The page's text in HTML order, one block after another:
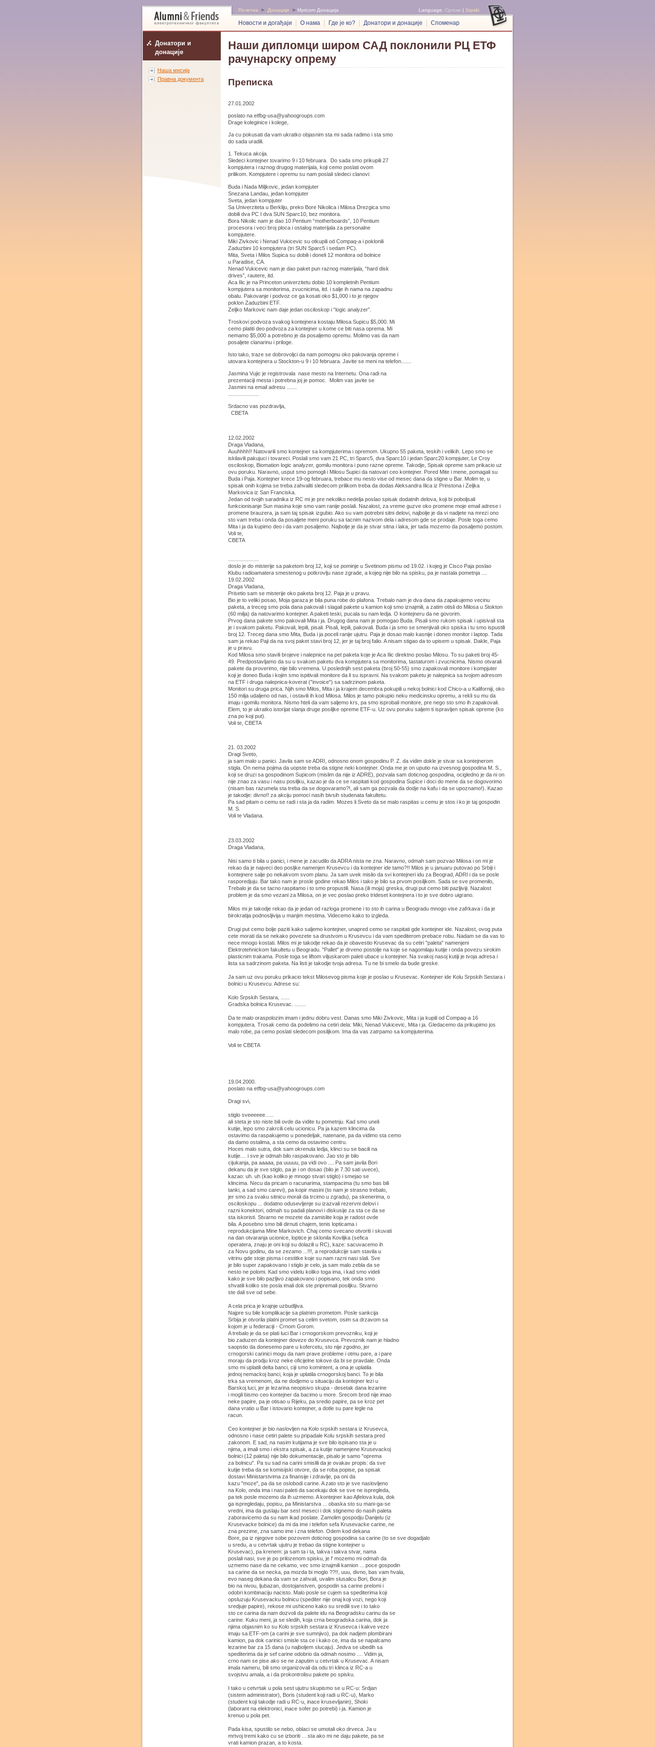
Почетна Донације Myricom Донација Language: Српски | Srpski
Новости и догађаји О нама Где је ко? Донатори и донације Споменар
Донатори и
донације
Наша мисија
Правна документа
Наши дипломци широм САД поклонили РЦ ЕТФ
рачунарску опрему
Преписка
27.01.2002
poslato na etfbg-usa@yahoogroups.com
Drage koleginice i kolege,
Ja cu pokusati da vam ukratko objasnim sta mi sada radimo i sta smo
do sada uradili.
1. Tekuca akcija.
Sledeci kontejner tovarimo 9 i 10 februara. Do sada smo prikupili 27
kompjutera i raznog drugog materijala, koji cemo poslati ovom
prilikom. Kompjutere i opremu su nam poslali sledeci clanovi:
Buda i Nada Miljkovic, jedan kompjuter
Snezana Landau, jedan kompjuter
Sveta, jedan kompjuter
Sa Univerziteta u Berkliju, preko Bore Nikolica i Milosa Drezgica smo
dobili dva PC I dva SUN Sparc10, bez monitora.
Bora Nikolic nam je dao 10 Pentium “motherboards”, 10 Pentium
procesora i veci broj ploca i ostalog materijala za personalne
kompjutere.
Miki Zivkovic i Nenad Vukicevic su otkupili od Compaq-a i poklonili
Zaduzbini 10 kompjutera (tri SUN Sparc5 i sedam PC).
Mita, Sveta i Milos Supica su dobili i doneli 12 monitora od bolnice
u Paradise, CA.
Nenad Vukicevic nam je dao paket pun raznog materijala, “hard disk
drives”, rautere, itd.
Aca Ilic je na Princeton univerzitetu dobio 10 kompletnih Pentium
kompjutera sa monitorima, zvucnicima, itd. i salje ih nama na zapadnu
obalu. Pakovanje i podvoz ce ga kosati oko $1,000 i to je njegov
poklon Zaduzbini ETF.
Zeljko Markovic nam daje jedan osciloskop i “logic analyzer”.
Troskovi podvoza svakog kontejnera kostaju Milosa Supicu $5,000. Mi
cemo platiti deo podvoza za kontejner u kome ce biti nasa oprema. Mi
nemamo $5,000 a potrebno je da posaljemo opremu. Molimo vas da nam
posaljete clanarinu i priloge.
Isto tako, traze se dobrovoljci da nam pomognu oko pakovanja opreme i
utovara kontejnera u Stockton-u 9 i 10 februara. Javite se meni na telefon.......
Jasmina Vujic je registrovala nase mesto na Internetu. Ona radi na
prezentaciji mesta i potrebna joj je pomoc. Molim vas javite se
Jasmini na email adresu .......
Srdacno vas pozdravlja,
CBETA
12.02.2002
Draga Vladana,
Auuhhhh!! Natovarili smo kontejner sa kompjuterima i opremom. Ukupno 55 paketa, teskih i velikih. Lepo smo se
iskilavili pakujuci i tovareci. Poslali smo vam 21 PC, tri Sparc5, dva Sparc10 i jedan Sparc20 kompjuter, Le Croy
osciloskop, Biomation logic analyzer, gomilu monitora i puno razne opreme. Takodje, Spisak opreme sam prikacio uz
ovu poruku. Naravno, usput smo pomogli i Milosu Supici da natovari ceo kontejner. Pored Mite i mene, pomagali su
Buda i Paja. Kontejner krece 19-og februara, trebace mu nesto vise od mesec dana da stigne u Bar. Molim te, u
spisak onih kojima se treba zahvaliti sledecom prilikom treba da dodas Aleksandra Ilica iz Prinstona i Zeljka
Markovica iz San Franciska.
Jedan od tvojih saradnika iz RC mi je pre nekoliko nedelja poslao spisak dodatnih delova, koji bi poboljsali
funkcionisanje Sun masina koje smo vam ranije poslali. Nazalost, za vreme guzve oko promene moje email adrese i
promene brauzera, ja sam taj spisak izgubio. Ako su vam potrebni sitni delovi, najbolje je da vi nadjete na mrezi ono
sto vam treba i onda da posaljete meni poruku sa tacnim nazivom dela i adresom gde se prodaje. Posle toga cemo
Mita i ja da kupimo deo i da vam posaljemo. Najbolje je da je stvar sitna i laka, jer tada mozemo da posaljemo postom.
Voli te,
CBETA
doslo je do misterije sa paketom broj 12, koji se pominje u Svetinom pismu od 19.02. i kojeg je Cisco Paja poslao
Klubu radioamatera smestenog u potkrovlju nase zgrade, a kojeg nije bilo na spisku, pa je nastala pometnja ....
19.02.2002
Draga Vladana,
Prisetio sam se misterije oko paketa broj 12. Paja je u pravu.
Bio je to veliki posao, Moja garaza je bila puna robe do plafona. Trebalo nam je dva dana da zapakujemo vecinu
paketa, a treceg smo pola dana pakovali i slagali pakete u kamion koji smo iznajmili, a zatim otisli do Milosa u Stokton
(60 milja) da natovarimo kontejner. A paketi teski, pucala su nam ledja. O kontejneru da ne govorim.
Prvog dana pakete smo pakovali Mita i ja. Drugog dana nam je pomogao Buda. Pisali smo rukom spisak i upisivali sta
je i svakom paketu. Pakovali, lepili, pisali. Pisali, lepili, pakovali. Buda i ja smo se smenjivali oko spiska i tu smo ispustili
broj 12. Treceg dana smo Mita, Buda i ja poceli ranije ujutru. Paja je dosao malo kasnije i doneo monitor i laptop. Tada
sam ja rekao Paji da na svoj paket stavi broj 12, jer je taj broj falio. A nisam stigao da to upisem u spisak. Dakle, Paja
je u pravu.
Kod Milosa smo stavili brojeve i nalepnice na pet paketa koje je Aca Ilic direktno poslao Milosu. To su paketi broj 45-
49. Predpostavljamo da su u svakom paketu dva kompjutera sa monitorima, tastaturom i zvucnicima. Nismo otvarali
pakete da proverimo, nije bilo vremena. U poslednjih sest paketa (broj 50-55) smo zapakovali monitore i kompjuter
koji je doneo Buda i kojim smo ispitivali monitore da li su ispravni. Na svakom paketu je nalepnica sa tvojom adresom
na ETF i druga nalepnica-koverat ("invoice") sa sadrzinom paketa.
Monitori su druga prica. Njih smo Milos, Mita i ja krajem decembra pokupili u nekoj bolnici kod Chico-a u Kaliforniji, oko
150 milja udaljeno od nas, i ostavili ih kod Milosa. Milos je tamo pokupio neku medicinsku opremu, a rekli su mu da
imaju i gomilu monitora. Nismo hteli da vam saljemo krs, pa smo isprobali monitore, pre nego sto smo ih zapakovali.
Elem, to je ukratko istorijat slanja druge posiljke opreme ETF-u. Uz ovu poruku saljem ti ispravljen spisak opreme (ko
zna po koji put).
Voli te, CBETA
21. 03.2002
Dragi Sveto,
ja sam malo u panici. Javila sam se ADRI, odnosno onom gospodinu P. Z. da vidim dokle je stvar sa kontejnerom
stigla. On nema pojima da uopste treba da stigne neki kontejner. Onda me je on uputio na izvesnog gospodina M. S.,
koji se druzi sa gospodinom Supicom (mislim da nije iz ADRE), pozvala sam doticnog gospodina, ocigledno je da ni on
nije znao za vasu i nasu posiljku, kazao je da ce se raspitati kod gospodina Supice i doci do mene da se dogovorimo
(nisam bas razumela sta treba da se dogovaramo?!, ali sam ga pozvala da dodje na kafu i da se upoznamo!). Kazao
je takodje: divno!! za akciju pomoci nasih bivsih studenata fakultetu.
Pa sad pitam o cemu se radi i sta ja da radim. Mozes li Sveto da se malo raspitas u cemu je stos i ko je taj gospodin
M. S.
Voli te Vladana.
23.03.2002
Draga Vladana,
Nisi samo ti bila u panici, i mene je zacudilo da ADRA nista ne zna. Naravno, odmah sam pozvao Milosa i on mi je
rekao da je najveci deo posljke namenjen Krusevcu i da kontejner ide tamo?!! Milos je u januaru putovao po Srbiji i
kontejnere salje po nekakvom svom planu. Ja sam uvek mislio da svi kontejneri idu za Beograd, ADRI i da se posle
rasporedjuju. Bar tako nam je prosle godine rekao Milos i tako je bilo sa prvom posiljkom. Sada se sve promenilo,
Trebalo je da se tacno raspitamo i to smo propustili. Nasa (ili moja) greska, drugi put cemo biti pazljiviji. Nazalost
problem je da smo vezani za Milosa, on je vec poslao preko trideset kontejnera i to je sve dobro uigrano.
Milos mi je takodje rekao da je jedan od razloga promene i to sto ih carina u Beogradu mnogo vise zafrkava i da je
birokratija podnosljivija u manjim mestima. Videcemo kako to izgleda.
Drugi put cemo bolje paziti kako saljemo kontejner, unapred cemo se raspitati gde kontejner ide. Nazalost, ovog puta
cete morati da se nekako povezete sa drustvom u Krusevcu i da vam spediterom prebace robu. Nadam se da vas to
nece mnogo kostati. Milos mi je takodje rekao da je obavestio Krusevac da su cetiri "paleta" namenjeni
Elektrotehnickom fakultetu u Beogradu. "Pallet" je drveno postolje na koje se nagomilaju kutije i onda povezu sirokim
plasticnim trakama. Posle toga se liftom viljuskarom paleti ubace u kontejner. Na svakoj nasoj kutiji je tvoja adresa i
lista sa sadrzinom paketa. Na listi je takodje tvoja adresa. Tu ne bi smelo da bude greske.
Ja sam uz ovu poruku prikacio tekst Milosevog pisma koje je poslao u Krusevac. Kontejner ide Kolu Srpskih Sestara i
bolnici u Krusevcu. Adrese su:
Kolo Srpskih Sestara, ......
Gradska bolnica Krusevac. ........
Da te malo oraspolozim imam i jednu dobru vest. Danas smo Miki Zivkovic, Mita i ja kupili od Compaq-a 16
kompjutera. Trosak cemo da podelimo na cetiri dela: Miki, Nenad Vukicevic, Mita i ja. Gledacemo da prikupimo jos
malo robe, pa cemo poslati sledecom posiljkom. Ima da vas zatrpamo sa kompjuterima.
Voli te CBETA
19.04.2000.
poslato na etfbg-usa@yahoogroups.com
Dragi svi,
stiglo sveeeeee......
ali steta je sto niste bili ovde da vidite tu pometnju. Kad smo uneli
kutije, lepo smo zakrcili celu ucionicu. Pa ja kazem klincima da
ostavimo da raspakujemo u ponedeljak, natenane, pa da vidimo sta cemo
da damo ostalima, a sta cemo da ostavimo centru.
Hoces malo sutra, dok sam okrenula ledja, klinci su se bacili na
kutije.... i sve je odmah bilo raspakovano. Jao sto je bilo
cijukanja, pa aaaaa, pa uuuuu, pa vidi ovo .... Pa sam javila Bori
dekanu da je sve stiglo, pa je i on dosao (bilo je 7.30 sati uvece),
kazao: uh. uh (kao koliko je mnogo stvari stiglo) i smejao se
klincima. Necu da pricam o racunarima, stampacima (tu smo bas bili
tanki, a sad smo carevi), pa kopir masini (to nam je strasno trebalo,
jer smo za svaku sitnicu morali da trcimo u zgradu), pa skenerima, o
osciloskopu ... dodatno odusevljenje su izazvali rezervni delovi i
razni konektori, odmah su padali planovi i diskusije za sta ce da se
sta iskoristi. Stvarno ne mozete da zamislite koja je radost ovde
bila. A posebno smo bili dirnuti chajem, tenis lopticama i
reprodukcijama Mine Markovich. Chaj cemo svecano otvoriti i skuvati
na dan otvaranja ucionice, loptice je sklonila Koviljka (sefica
operatera, znaju je oni koji su dolazili u RC), kaze: sacuvacemo ih
za Novu godinu, da se zezamo ...!!!, a reprodukcije sam stavila u
vitrinu gde stoje pisma i cestitke koje su nam razni nasi slali. Sve
je bilo super zapakovano i stiglo je celo, ja sam malo zebla da se
nesto ne polomi. Kad smo videlu koliko toga ima, i kad smo videli
kako je sve bilo pazljivo zapakovano i popisano, tek onda smo
shvatili koliko ste posla imali dok ste pripremali posiljku. Stvarno
ste dali sve od sebe.
A cela prica je krajnje uzbudljiva.
Najpre su bile komplikacije sa platnim prometom. Posle sankcija
Srbija je otvorila platni promet sa celim svetom, osim sa drzavom sa
kojom je u federaciji - Crnom Gorom.
A trebalo je da se plati luci Bar i crnogorskom prevozniku, koji je
bio zaduzen da kontejner doveze do Krusevca. Prevoznik nam je hladno
saopstio da donesemo pare u kofercetu, sto nije zgodno, jer
crnogorski carinici mogu da nam prave probleme i otmu pare, a i pare
moraju da prodju kroz neke oficijelne tokove da bi se pravdale. Onda
smo mi uplatili delta banci, ciji smo komintent, a ona je uplatila
jednoj nemackoj banci, koja je uplatila crnogorskoj banci. To je bila
trka sa vremenom, da ne dodjemo u situaciju da kontejner lezi u
Barskoj luci, jer je lezarina neopisivo skupa - desetak dana lezarine
i mogli bismo ceo kontejner da bacimo u more. Srecom brod nije imao
neke papire, pa je otisao u Rijeku, pa sredio papire, pa se kroz pet
dana vratio u Bar i istovario kontejner, a dotle su pare legle na
racun.
Ceo kontejner je bio naslovljen na Kolo srpskih sestara iz Krusevca,
odnosno i nase cetiri palete su pripadale Kolu srpskih sestara pred
zakonom. E sad, na nasim kutijama je sve bilo ispisano sta je u
njima, a imali smo i ekstra spisak, a za kutije namenjene Krusevackoj
bolnici (12 paleta) nije bilo dokumentacije, pisalo je samo "oprema
za bolnicu". Pa su sad na carini smislili da je ovakav propis: da sve
kutije treba da se komisijski otvore, da se roba popise, pa spisak
dostavi Ministarstvima za finansije i zdravlje, pa oni da
kazu "moze", pa da se oslobodi carine. A zato sto je sve naslovljeno
na Kolo, onda ima i nasi paleti da sacekaju dok se sve ne ispregleda,
pa tek posle mozemo da ih uzmemo. A kontejner kao Ajfelova kula, dok
ga ispregledaju, popisu, pa Ministarstva ... obaska sto su mani-ga-se
vredni, ima da guslaju bar sest meseci i dok stignemo do nasih paleta
zaboravicemo da su nam ikad poslate. Zamolim gospodju Danijelu (iz
Krusevacke bolnice) da mi da ime i telefon sefa Krusevacke carine, ne
zna prezime, zna samo ime i zna telefon. Odem kod dekana
Bore, pa iz njegove sobe pozovem doticnog gospodina sa carine (to se sve dogadjalo
u sredu, a u cetvrtak ujutru je trebao da stigne kontejner u
Krusevac), pa krenem: ja sam ta i ta, takva i takva stvar, nama
poslali nasi, sve je po prilozenom spisku, je l' mozemo mi odmah da
uzmemo nase da ne cekamo, vec smo iznajmili kamion ... poce gospodin
sa carine da se necka, pa mozda bi moglo ??!!, uuu, divno, bas vam hvala,
evo naseg dekana da vam se zahvali, uvalim slusalicu Bori, Bora je
bio na nivou, ljubazan, dostojanstven, gospodin sa carine prelomi i
odobri kombinaciju nacisto. Malo posle se cujem sa spediterima koji
opsluzuju Krusevacku bolnicu (spediter nije onaj koji vozi, nego koji
sredjuje papire), rekose mi ushiceno kako su sredili sve i to tako
sto ce carina da nam dozvoli da palete idu na Beogradsku carinu da se
carine. Kuku meni, ja se sledih, koja crna beogradska carina, dok ja
njima objasnim ko su Kolo srpskih sestara iz Krusevca i kakve veze
imaju sa ETF-om (a carini je sve sumnjivo), pa dok nadjem plombirani
kamion, pa dok carinici smisle sta ce i kako ce, ima da se napalcamo
lezarine bar za 15 dana (u najboljem slucaju). Jedva se ubedih sa
spediterima da je sef carine odobrio da odmah nosimo .... Vidim ja,
crno nam se pise ako se ne zaputim u cetvrtak u Krusevac. A nisam
imala nameru, bili smo organizovali da odu tri klinca iz RC-a u
svojstvu amala, a i da prokontrolisu pakete po spisku.
I tako u cetvrtak u pola sest ujutru skupismo se u RC-u: Srdjan
(sistem administrator), Boris (student koji radi u RC-u), Marko
(student koji takodje radi u RC-u, inace krusevljanin), Shoki
(laborant na elektronici, inace sofer po potrebi) i ja. Kamion je
krenuo u pola pet.
Pada kisa, spustilo se nebo, oblaci se umotali oko drveca. Ja u
mrtvoj tremi kako cu se izboriti ... sta ako mi ne daju pakete, pa se
vrati kamion prazan, a to kosta.